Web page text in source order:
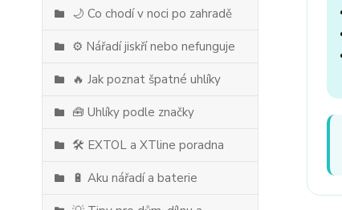
🌙 Co chodí v noci po zahradě
⚙️ Nářadí jiskří nebo nefunguje
🔥 Jak poznat špatné uhlíky
🧰 Uhlíky podle značky
🛠️ EXTOL a XTline poradna
🔋 Aku nářadí a baterie